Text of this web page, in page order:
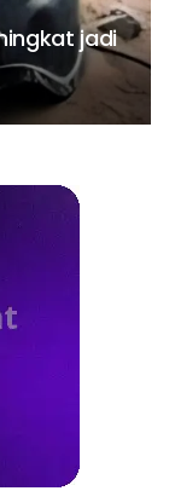
jadi